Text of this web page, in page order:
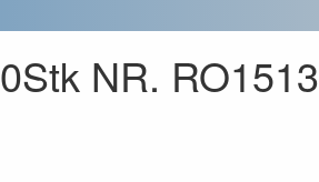
NR. RO1513